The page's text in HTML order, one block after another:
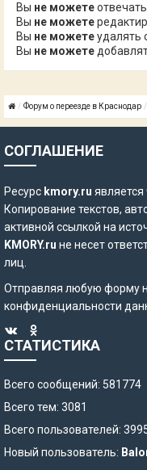
Вы не можете
Вы не можете
Вы не можетеудалять
Вы не можете
Форум о переезде в Краснодар
СОГЛАШЕНИЕ
Ресурс kmory.ru является
Копирование текстов,
активной ссылкой на
KMORY.ru не несет
лиц.
Отправляя любую форму
конфиденциальности
СТАТИСТИКА
Всего сообщений: 581774
Всего тем: 3081
Всего пользователей:
Новый пользователь: